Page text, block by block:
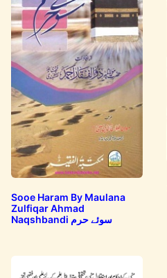
Sooe Haram By Maulana
Zulfiqar Ahmad
Naqshbandi سوئے حرم